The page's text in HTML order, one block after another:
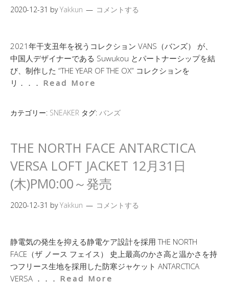
2020-12-31 byYakkun コメントする
2021年干支丑年を祝うコレクション VANS（バンズ） が、
中国人デザイナーである Suwukou とパートナーシップを結
び、制作した “THE YEAR OF THE OX” コレクションを
リ．．． Read More
カテゴリー: SNEAKER タグ: バンズ
THE NORTH FACE ANTARCTICA
VERSA LOFT JACKET 12月31日
(木)PM0:00～発売
2020-12-31 byYakkun コメントする
静電気の発生を抑える静電ケア設計を採用 THE NORTH
FACE（ザ ノース フェイス） 史上最高のかさ高と温かさを持
つフリース生地を採用した防寒ジャケット ANTARCTICA
VERSA ．．． Read More